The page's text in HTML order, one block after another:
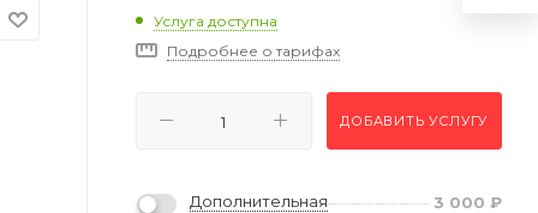
Услуга доступна
Подробнее о тарифах
ДОБАВИТЬ УСЛУГУ
Дополнительная
3 000 ₽